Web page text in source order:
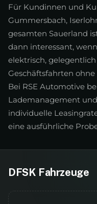
Für Kundinnen und
Gummersbach,
gesamten Sauerland
dann interessant,
elektrisch,
Geschäftsfahrten
Bei RSE Automotive
Lademanagement
individuelle
eine ausführliche
DFSK Fahrzeuge